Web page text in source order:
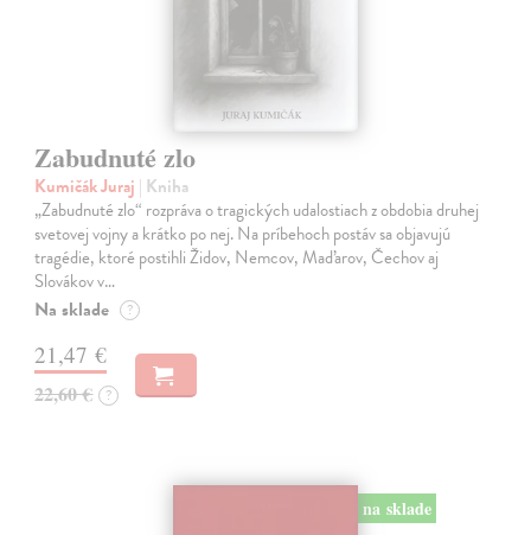
Zabudnuté zlo
Kumičák Juraj | Kniha
„Zabudnuté zlo“ rozpráva o tragických udalostiach z obdobia druhej
svetovej vojny a krátko po nej. Na príbehoch postáv sa objavujú
tragédie, ktoré postihli Židov, Nemcov, Maďarov, Čechov aj
Slovákov v…
Na sklade ?
21,47 €
22,60 € ?
na sklade